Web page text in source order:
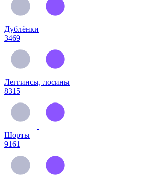
Дублёнки
3469
Леггинсы, лосины
8315
Шорты
9161